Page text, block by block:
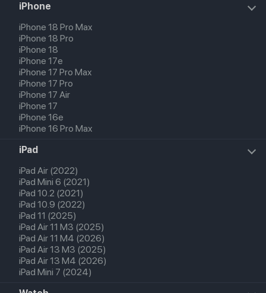
iPhone
iPhone 18 Pro Max
iPhone 18 Pro
iPhone 18
iPhone 17e
iPhone 17 Pro Max
iPhone 17 Pro
iPhone 17 Air
iPhone 17
iPhone 16e
iPhone 16 Pro Max
iPad
iPad Air (2022)
iPad Mini 6 (2021)
iPad 10.2 (2021)
iPad 10.9 (2022)
iPad 11 (2025)
iPad Air 11 M3 (2025)
iPad Air 11 M4 (2026)
iPad Air 13 M3 (2025)
iPad Air 13 M4 (2026)
iPad Mini 7 (2024)